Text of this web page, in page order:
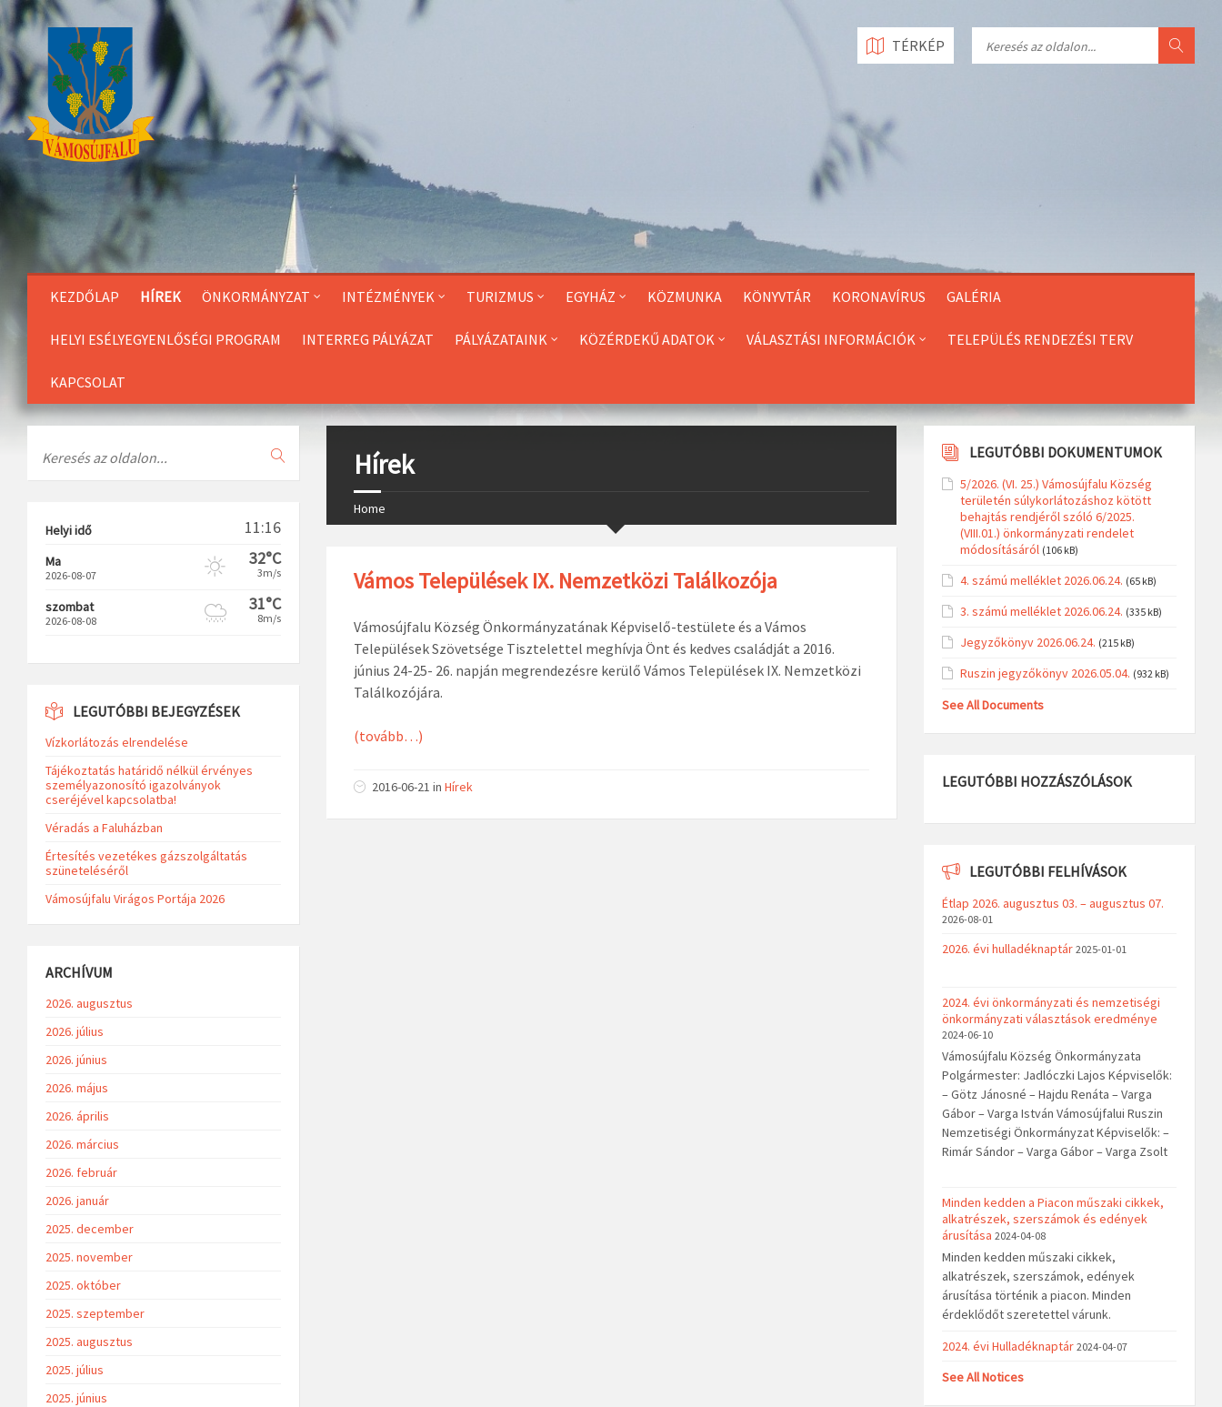
Skip
to
Content
KEZDŐLAP HÍREK ÖNKORMÁNYZAT INTÉZMÉNYEK TURIZMUS EGYHÁZ KÖZMUNKA KÖNYVTÁR KORONAVÍRUS GALÉRIA
HELYI ESÉLYEGYENLŐSÉGI PROGRAM INTERREG PÁLYÁZAT PÁLYÁZATAINK KÖZÉRDEKŰ ADATOK VÁLASZTÁSI INFORMÁCIÓK TELEPÜLÉS RENDEZÉSI TERV
KAPCSOLAT
TÉRKÉP
Hírek
Home
Vámos Települések IX. Nemzetközi Találkozója
Vámosújfalu Község Önkormányzatának Képviselő-testülete és a Vámos
Települések Szövetsége Tisztelettel meghívja Önt és kedves családját a 2016.
június 24-25- 26. napján megrendezésre kerülő Vámos Települések IX. Nemzetközi
Találkozójára.
(tovább…)
2016-06-21 in Hírek
Helyi idő 11:16
Ma
2026-08-07
32°C
3m/s
szombat
2026-08-08
31°C
8m/s
LEGUTÓBBI BEJEGYZÉSEK
Vízkorlátozás elrendelése
Tájékoztatás határidő nélkül érvényes
személyazonosító igazolványok
cseréjével kapcsolatba!
Véradás a Faluházban
Értesítés vezetékes gázszolgáltatás
szüneteléséről
Vámosújfalu Virágos Portája 2026
ARCHÍVUM
2026. augusztus
2026. július
2026. június
2026. május
2026. április
2026. március
2026. február
2026. január
2025. december
2025. november
2025. október
2025. szeptember
2025. augusztus
2025. július
2025. június
LEGUTÓBBI DOKUMENTUMOK
5/2026. (VI. 25.) Vámosújfalu Község
területén súlykorlátozáshoz kötött
behajtás rendjéről szóló 6/2025.
(VIII.01.) önkormányzati rendelet
módosításáról (106 kB)
4. számú melléklet 2026.06.24. (65 kB)
3. számú melléklet 2026.06.24. (335 kB)
Jegyzőkönyv 2026.06.24. (215 kB)
Ruszin jegyzőkönyv 2026.05.04. (932 kB)
See All Documents
LEGUTÓBBI HOZZÁSZÓLÁSOK
LEGUTÓBBI FELHÍVÁSOK
Étlap 2026. augusztus 03. – augusztus 07.
2026-08-01
2026. évi hulladéknaptár 2025-01-01
2024. évi önkormányzati és nemzetiségi
önkormányzati választások eredménye
2024-06-10
Vámosújfalu Község Önkormányzata
Polgármester: Jadlóczki Lajos Képviselők:
– Götz Jánosné – Hajdu Renáta – Varga
Gábor – Varga István Vámosújfalui Ruszin
Nemzetiségi Önkormányzat Képviselők: –
Rimár Sándor – Varga Gábor – Varga Zsolt
Minden kedden a Piacon műszaki cikkek,
alkatrészek, szerszámok és edények
árusítása 2024-04-08
Minden kedden műszaki cikkek,
alkatrészek, szerszámok, edények
árusítása történik a piacon. Minden
érdeklődőt szeretettel várunk.
2024. évi Hulladéknaptár 2024-04-07
See All Notices